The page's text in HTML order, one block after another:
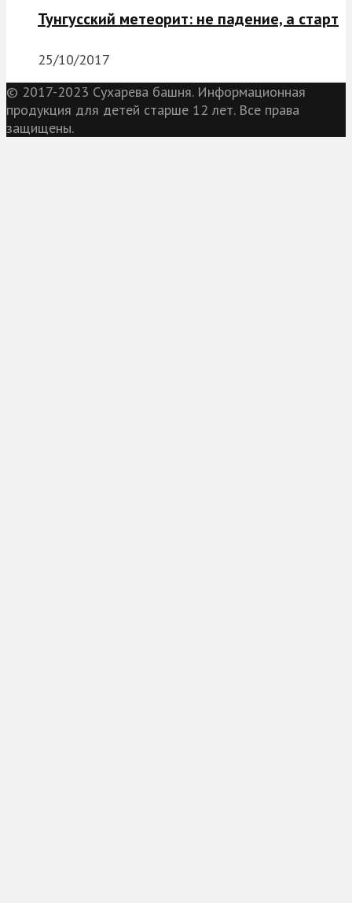
Тунгусский метеорит: не падение, а старт
25/10/2017
© 2017-2023 Сухарева башня. Информационная
продукция для детей старше 12 лет. Все права
защищены.